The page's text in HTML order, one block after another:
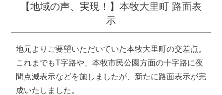
【地域の声、実現！】本牧大里町 路面表
示
地元よりご要望いただいていた本牧大里町の交差点。
これまでもT字路や、本牧市民公園方面の十字路に夜
間点滅表示などを施しましたが、新たに路面表示が完
成いたしました。